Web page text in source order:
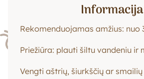
Informacija
Rekomenduojamas amžius: nuo
Priežiūra: plauti šiltu vandeniu ir
Vengti aštrių, šiurkščių ar